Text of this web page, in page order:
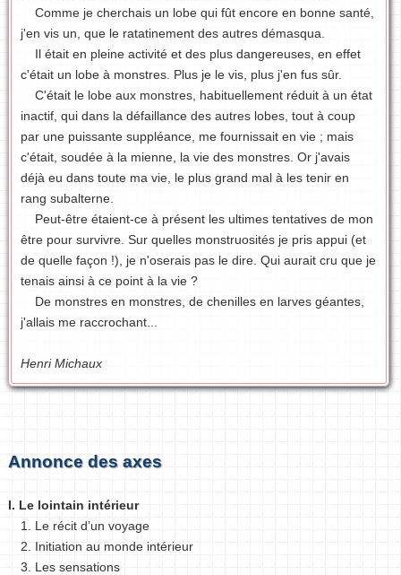
Comme je cherchais un lobe qui fût encore en bonne santé,
j'en vis un, que le ratatinement des autres démasqua.
Il était en pleine activité et des plus dangereuses, en effet
c'était un lobe à monstres. Plus je le vis, plus j'en fus sûr.
C'était le lobe aux monstres, habituellement réduit à un état
inactif, qui dans la défaillance des autres lobes, tout à coup
par une puissante suppléance, me fournissait en vie ; mais
c'était, soudée à la mienne, la vie des monstres. Or j'avais
déjà eu dans toute ma vie, le plus grand mal à les tenir en
rang subalterne.
Peut-être étaient-ce à présent les ultimes tentatives de mon
être pour survivre. Sur quelles monstruosités je pris appui (et
de quelle façon !), je n'oserais pas le dire. Qui aurait cru que je
tenais ainsi à ce point à la vie ?
De monstres en monstres, de chenilles en larves géantes,
j'allais me raccrochant...
Henri Michaux
Annonce des axes
I. Le lointain intérieur
1. Le récit d’un voyage
2. Initiation au monde intérieur
3. Les sensations